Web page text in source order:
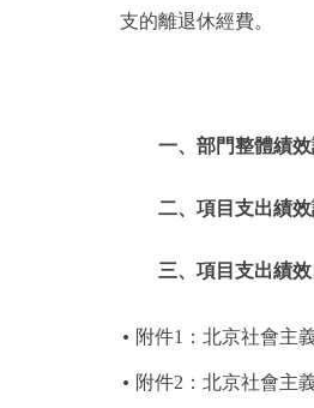
支的離退休經費。
一、部門整體績
二、項目支出績
三、項目支出績
附件1：北京社會主
附件2：北京社會主